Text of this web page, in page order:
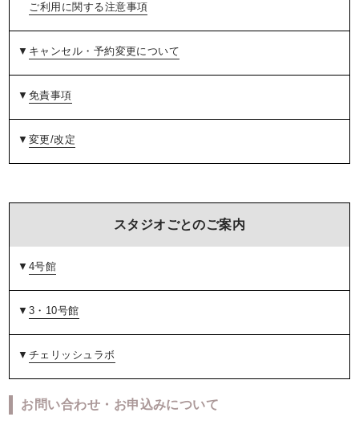
ご利用に関する注意事項
▼ キャンセル・予約変更について
▼ 免責事項
▼ 変更/改定
スタジオごとのご案内
▼ 4号館
▼ 3・10号館
▼ チェリッシュラボ
お問い合わせ・お申込みについて